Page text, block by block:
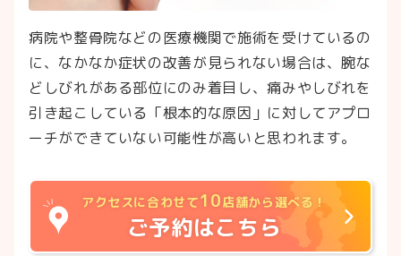
病院や整骨院などの医療機関で施術を受けているの
に、なかなか症状の改善が見られない場合は、腕な
どしびれがある部位にのみ着目し、痛みやしびれを
引き起こしている「根本的な原因」に対してアプロ
ーチができていない可能性が高いと思われます。
アクセスに合わせて10店舗から選べる！
ご予約はこちら